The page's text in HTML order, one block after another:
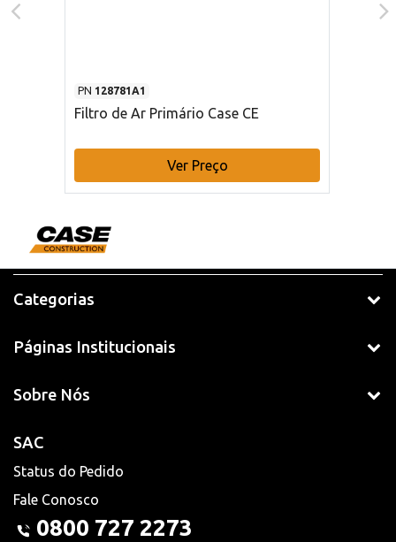
PN 128781A1
Filtro de Ar Primário Case CE
Ver Preço
Categorias
Páginas Institucionais
Sobre Nós
SAC
Status do Pedido
Fale Conosco
0800 727 2273